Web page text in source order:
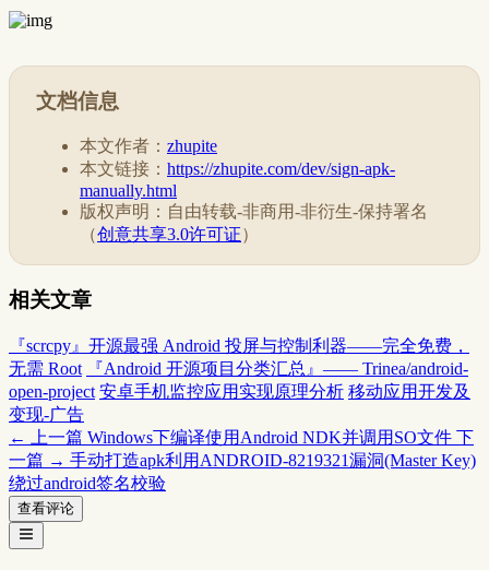
文档信息
本文作者： zhupite
本文链接： https://zhupite.com/dev/sign-apk-
manually.html
版权声明：自由转载-非商用-非衍生-保持署名
（创意共享3.0许可证）
相关文章
『scrcpy』开源最强 Android 投屏与控制利器——完全免费，
无需 Root
『Android 开源项目分类汇总』—— Trinea/android-
open-project 安卓手机监控应用实现原理分析 移动应用开发及
变现-广告
← 上一篇 Windows下编译使用Android NDK并调用SO文件 下
一篇 → 手动打造apk利用ANDROID-8219321漏洞(Master Key)
绕过android签名校验
查看评论